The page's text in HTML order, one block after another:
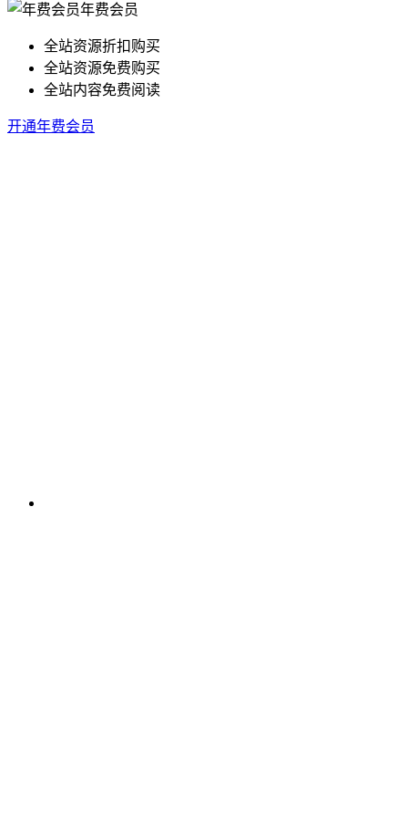
年费会员
全站资源折扣购买
全站资源免费购买
全站内容免费阅读
开通年费会员